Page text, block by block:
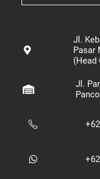
Jl.
Pasar
(Head
Jl.